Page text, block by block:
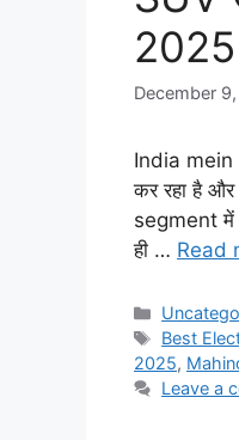
2025
December
India mein
कर रहा है
segment में
ही … Read
Tags
Best
2025,
Leave a